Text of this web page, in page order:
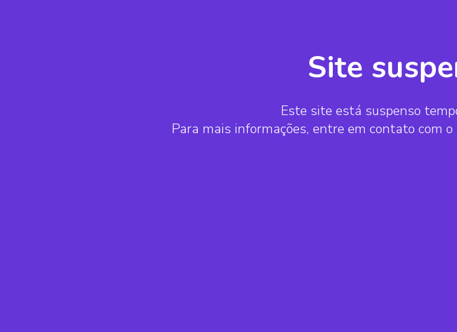
Site
Este site está suspenso
Para mais informações, entre em contato com